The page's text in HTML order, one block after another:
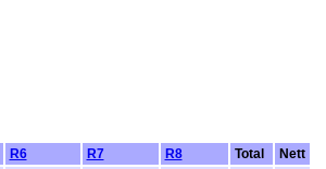
R6 R7 R8 Total
Nett